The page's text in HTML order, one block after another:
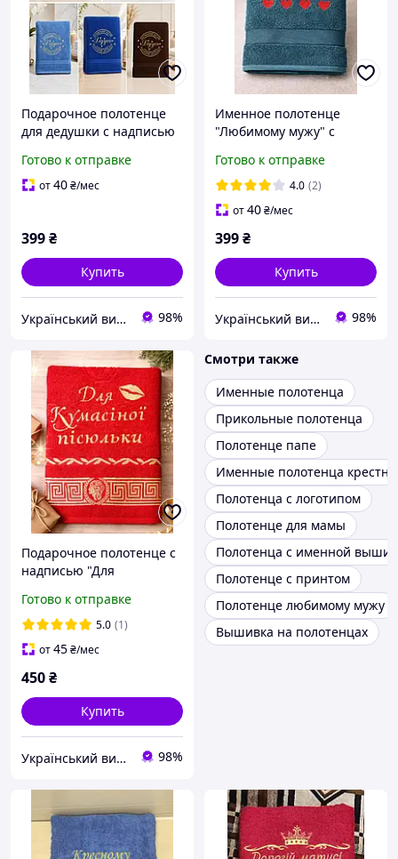
Подарочное полотенце
для дедушки с надписью
временем. Дедушка.
Обученный опытом» |
Готово к отправке
от40₴/мес
399₴
Купить
Український виробник дитячого одягу "Arisha" 98%
Именное полотенце
"Любимому мужу" с
любимому, махровое
полотенце с надписью
Готово к отправке
4.0 (2)
от40₴/мес
399₴
Купить
Український виробник дитячого одягу "Arisha" 98%
Подарочное полотенце с
надписью "Для
махровое красное,
оригинальный подарок
Два размера 50*90
/70*140 см
Готово к отправке
5.0 (1)
от45₴/мес
450₴
Купить
Український виробник дитячого одягу "Arisha" 98%
Смотри также
Именные полотенца
Прикольные полотенца
Полотенце папе
Именные полотенца
Полотенца с логотипом
Полотенце для мамы
Полотенца с именной
Полотенце с принтом
Полотенце любимому мужу
Вышивка на полотенцах